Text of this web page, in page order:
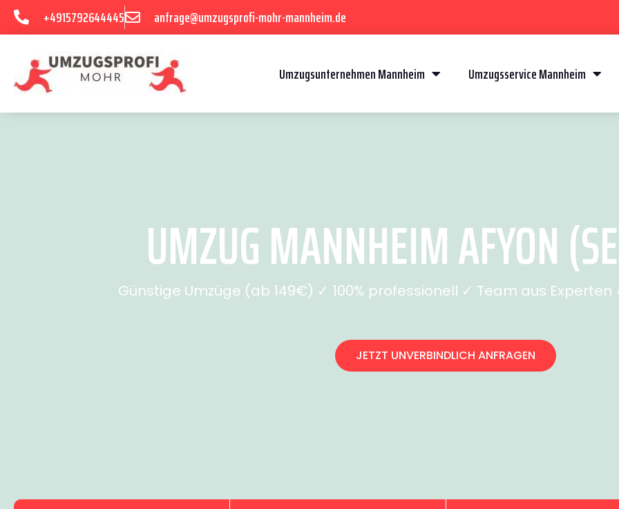
+4915792644445 anfrage@umzugsprofi-mohr-mannheim.de
Umzugsunternehmen Mannheim Umzugsservice Mannheim
UMZUG MANNHEIM AFYON
Günstige Umzüge (ab 149€) ✓ 100% professionell ✓ Team aus
JETZT UNVERBINDLICH ANFRAGEN